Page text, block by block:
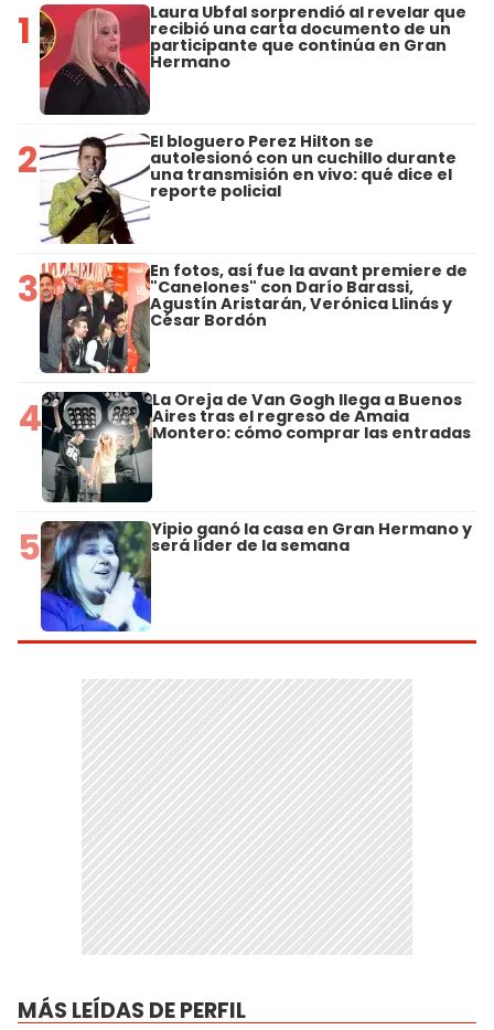
1 Laura Ubfal sorprendió al revelar que
recibió una carta documento de un
participante que continúa en Gran
Hermano
2 El bloguero Perez Hilton se
autolesionó con un cuchillo durante
una transmisión en vivo: qué dice el
reporte policial
3 En fotos, así fue la avant premiere de
"Canelones" con Darío Barassi,
Agustín Aristarán, Verónica Llinás y
César Bordón
4 La Oreja de Van Gogh llega a Buenos
Aires tras el regreso de Amaia
Montero: cómo comprar las entradas
5 Yipio ganó la casa en Gran Hermano y
será líder de la semana
MÁS LEÍDAS DE PERFIL